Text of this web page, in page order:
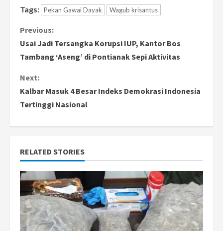
Tags: Pekan Gawai Dayak Wagub krisantus
C
o
n
t
u
e
R
e
Previous:
Usai Jadi Tersangka Korupsi IUP, Kantor Bos
Tambang ‘Aseng’ di Pontianak Sepi Aktivitas
Next:
Kalbar Masuk 4 Besar Indeks Demokrasi Indonesia
Tertinggi Nasional
RELATED STORIES